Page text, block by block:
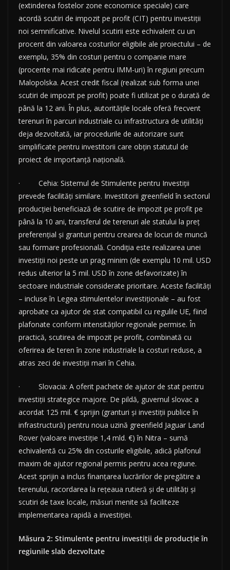
(extinderea fostelor zone economice speciale) care
acordă scutiri de impozit pe profit (CIT) pentru investiții
noi semnificative. Nivelul scutirii este echivalent cu un
procent din valoarea costurilor eligibile ale proiectului – de
exemplu, 35% din costuri pentru o companie mare
(procente mai ridicate pentru IMM-uri) în regiuni precum
Malopolska. Acest credit fiscal (realizat sub forma unei
scutiri de impozit pe profit) poate fi utilizat pe o durată de
până la 12 ani. În plus, autoritățile locale oferă frecvent
terenuri în parcuri industriale cu infrastructura de utilități
deja dezvoltată, iar procedurile de autorizare sunt
simplificate pentru investitorii care obțin statutul de
proiect de importanță națională.
· Cehia: Sistemul de Stimulente pentru Investiții
prevede facilități similare. Investitorii greenfield în sectorul
producției beneficiază de scutire de impozit pe profit pe
până la 10 ani, transferul de terenuri ale statului la preț
preferențial și granturi pentru crearea de locuri de muncă
sau formare profesională. Condiția este realizarea unei
investiții noi peste un prag minim (de exemplu 10 mil. USD
redus ulterior la 5 mil. USD în zone defavorizate) în
sectoare industriale considerate prioritare. Aceste facilități
– incluse în Legea stimulentelor investiționale – au fost
aprobate ca ajutor de stat compatibil cu regulile UE, fiind
plafonate conform intensităților regionale permise. În
practică, scutirea de impozit pe profit, combinată cu
oferirea de teren în zone industriale la costuri reduse, a
atras zeci de investiții mari în Cehia.
· Slovacia: A oferit pachete de ajutor de stat pentru
investiții strategice majore. De pildă, guvernul slovac a
acordat 125 mil. € sprijin (granturi și investiții publice în
infrastructură) pentru noua uzină greenfield Jaguar Land
Rover (valoare investiție 1,4 mld. €) în Nitra – sumă
echivalentă cu 25% din costurile eligibile, adică plafonul
maxim de ajutor regional permis pentru acea regiune.
Acest sprijin a inclus finanțarea lucrărilor de pregătire a
terenului, racordarea la rețeaua rutieră și de utilități și
scutiri de taxe locale, măsuri menite să faciliteze
implementarea rapidă a investiției.
Măsura 2: Stimulente pentru investiții de producție în
regiunile slab dezvoltate